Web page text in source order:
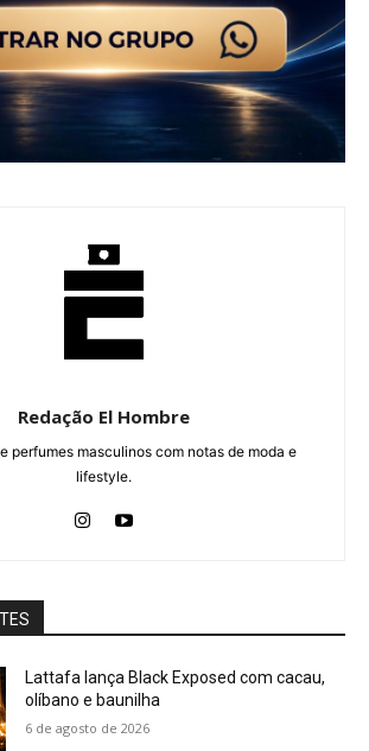
Redação El Hombre
perfumes masculinos com notas de moda e
lifestyle.
Lattafa lança Black Exposed com cacau,
olíbano e baunilha
6 de agosto de 2026